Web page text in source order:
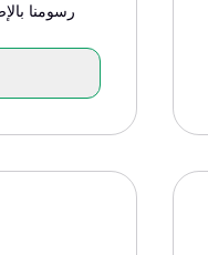
رسومنا